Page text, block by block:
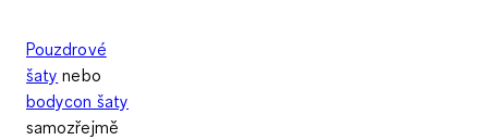
Pouzdrové
šaty nebo
bodycon šaty
samozřejmě